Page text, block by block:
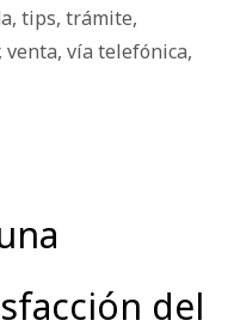
, tips, trámite,
venta, vía telefónica,
del